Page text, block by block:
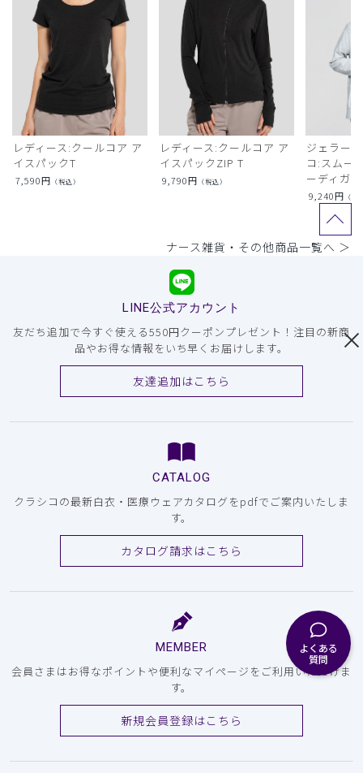
よくある
質問
レディース:クールコア ア
イスパックT
7,590円 （税込）
レディース:クールコア ア
イスパックZIP T
9,790円 （税込）
ジェラー
コ:スムー
ーディガン
9,240円 （税
ナース雑貨・その他商品一覧へ ＞
LINE公式アカウント
友だち追加で今すぐ使える550円クーポンプレゼント！注目の新商
品やお得な情報をいち早くお届けします。
友達追加はこちら
CATALOG
クラシコの最新白衣・医療ウェアカタログをpdfでご案内いたしま
す。
カタログ請求はこちら
MEMBER
会員さまはお得なポイントや便利なマイページをご利用いただけま
す。
新規会員登録はこちら